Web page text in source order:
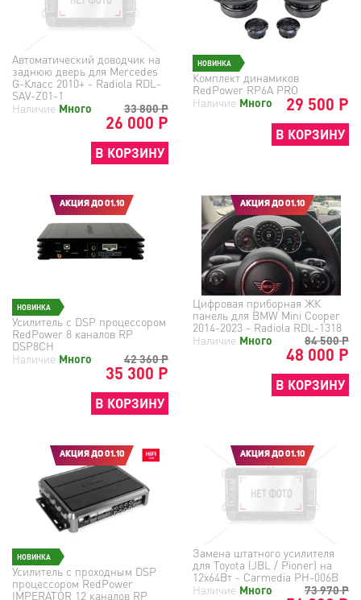
Автоматический доводчик на
заднюю дверь для Mercedes
G-Класс 2010+ - Radiola RDL-
SAV-Z01-1
33 800Р
26 000 Р
Наличие Много
В КОРЗИНУ
НОВИНКА
Комплект динамиков
RedPower RP6A PRO
29 500 Р
Наличие Много
В КОРЗИНУ
АКЦИЯ ДО 01.10
НОВИНКА
Усилитель с DSP процессором
RedPower 8 каналов RP
DSP8CH
42 360Р
35 300 Р
Наличие Много
В КОРЗИНУ
АКЦИЯ ДО 01.10
Цифровая приборная ЖК
панель для BMW Mini Cooper
2014-2023 - Radiola RDL-1318
84 500Р
48 000 Р
Наличие Много
В КОРЗИНУ
АКЦИЯ ДО 01.10
НОВИНКА
Усилитель с проходным DSP
процессором RedPower
IMPERATOR 12 каналов RP
АКЦИЯ ДО 01.10
Замена штатного усилителя
для Toyota (JBL / Pioner) на
12х64Вт - Carmedia PH-006B
73 970Р
Наличие Много